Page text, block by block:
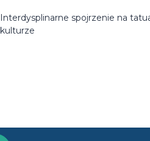
Interdysplinarne spojrzenie na
kulturze